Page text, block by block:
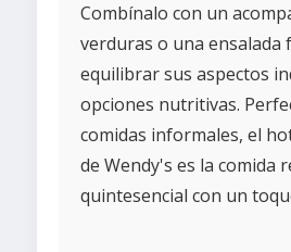
Combínalo con un
verduras o una ensalada
equilibrar sus aspectos
opciones nutritivas.
comidas informales, el
de Wendy's es la comida
quintesencial con un